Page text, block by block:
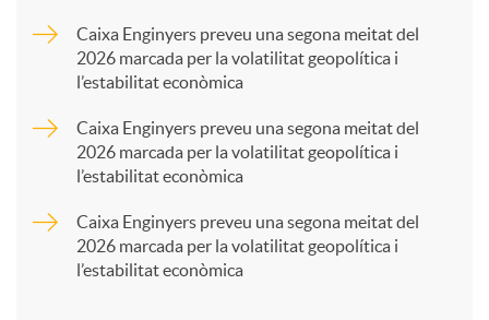
a
Caixa Enginyers preveu una segona meitat del
2026 marcada per la volatilitat geopolítica i
l’estabilitat econòmica
Caixa Enginyers preveu una segona meitat del
2026 marcada per la volatilitat geopolítica i
l’estabilitat econòmica
Caixa Enginyers preveu una segona meitat del
2026 marcada per la volatilitat geopolítica i
l’estabilitat econòmica